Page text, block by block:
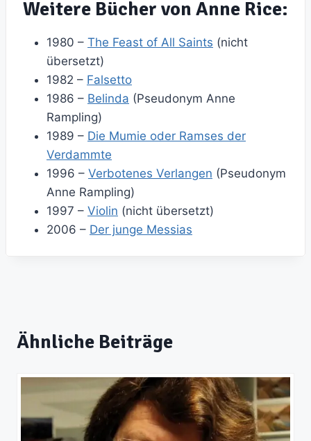
Weitere Bücher von Anne Rice:
1980 – The Feast of All Saints (nicht
übersetzt)
1982 – Falsetto
1986 – Belinda (Pseudonym Anne
Rampling)
1989 – Die Mumie oder Ramses der
Verdammte
1996 – Verbotenes Verlangen (Pseudonym
Anne Rampling)
1997 – Violin (nicht übersetzt)
2006 – Der junge Messias
Ähnliche Beiträge